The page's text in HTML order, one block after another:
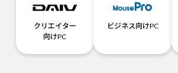
クリエイター
向けPC
ビジネス向けPC